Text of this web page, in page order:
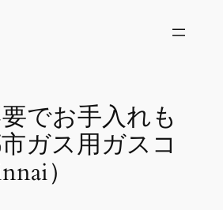
でお手入れも
ガス用ガスコ
）